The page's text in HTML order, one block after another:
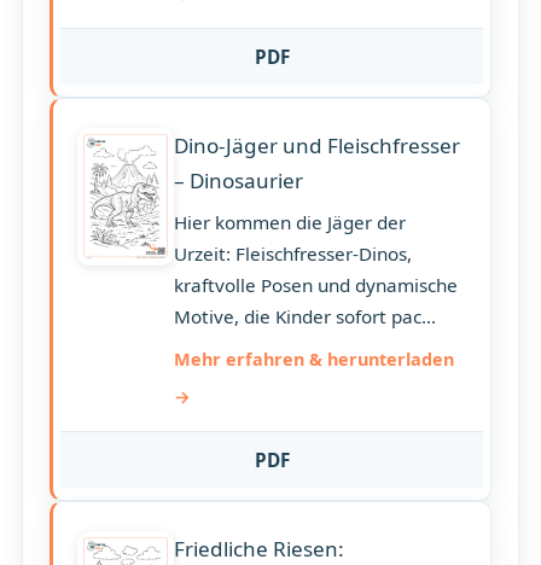
PDF
Dino-Jäger und Fleischfresser
– Dinosaurier
Hier kommen die Jäger der
Urzeit: Fleischfresser-Dinos,
kraftvolle Posen und dynamische
Motive, die Kinder sofort pac...
Mehr erfahren & herunterladen
PDF
Friedliche Riesen: